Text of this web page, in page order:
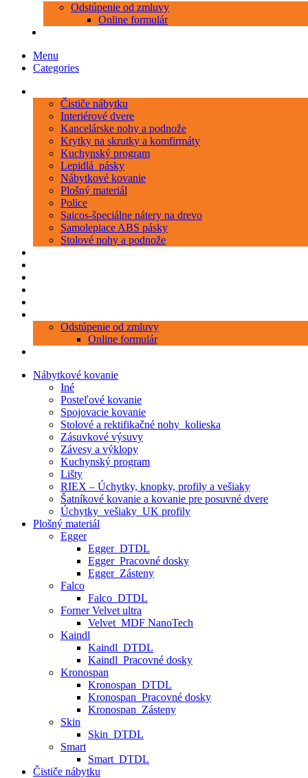
Odstúpenie od zmluvy
Online formulár
Menu
Categories
Čističe nábytku
Interiérové dvere
Kancelárske nohy a podnože
Krytky na skrutky a komfirmáty
Kuchynský program
Lepidlá_pásky
Nábytkové kovanie
Plošný materiál
Police
Saicos-špeciálne nátery na drevo
Samolepiace ABS pásky
Stolové nohy a podnože
Odstúpenie od zmluvy
Online formulár
Nábytkové kovanie
Iné
Posteľové kovanie
Spojovacie kovanie
Stolové a rektifikačné nohy_kolieska
Zásuvkové výsuvy
Závesy a výklopy
Kuchynský program
Lišty
RIEX – Úchytky, knopky, profily a vešiaky
Šatníkové kovanie a kovanie pre posuvné dvere
Úchytky_vešiaky_UK profily
Plošný materiál
Egger
Egger_DTDL
Egger_Pracovné dosky
Egger_Zásteny
Falco
Falco_DTDL
Forner Velvet ultra
Velvet_MDF NanoTech
Kaindl
Kaindl_DTDL
Kaindl_Pracovné dosky
Kronospan
Kronospan_DTDL
Kronospan_Pracovné dosky
Kronospan_Zásteny
Skin
Skin_DTDL
Smart
Smart_DTDL
Čističe nábytku